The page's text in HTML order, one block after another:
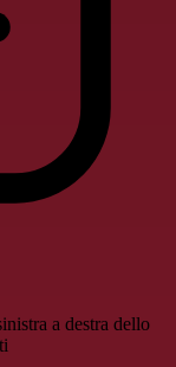
a destra dello